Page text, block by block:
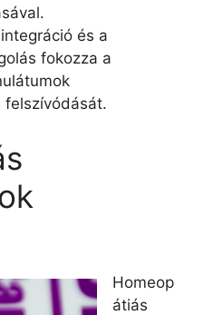
és a
fokozza a
felszívódását.
Homeop
átiás